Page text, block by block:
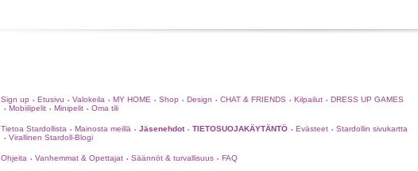
Sign up • Etusivu • Valokeila • MY HOME • Shop • Design • CHAT & FRIENDS • Kilpailut • DRESS UP GAMES
• Mobiilipelit • Minipelit • Oma tili
Tietoa Stardollista • Mainosta meillä • Jäsenehdot • TIETOSUOJAKÄYTÄNTÖ • Evästeet • Stardollin sivukartta
• Virallinen Stardoll-Blogi
Ohjeita • Vanhemmat & Opettajat • Säännöt & turvallisuus • FAQ